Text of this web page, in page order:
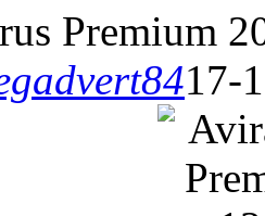
Premium
17-